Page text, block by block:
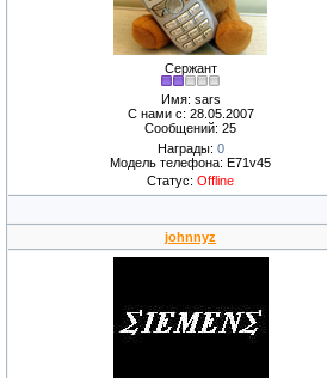
Сержант
Имя: sars
С нами с: 28.05.2007
Сообщений: 25
Награды: 0
Модель телефона: E71v45
Статус: Offline
johnnyz